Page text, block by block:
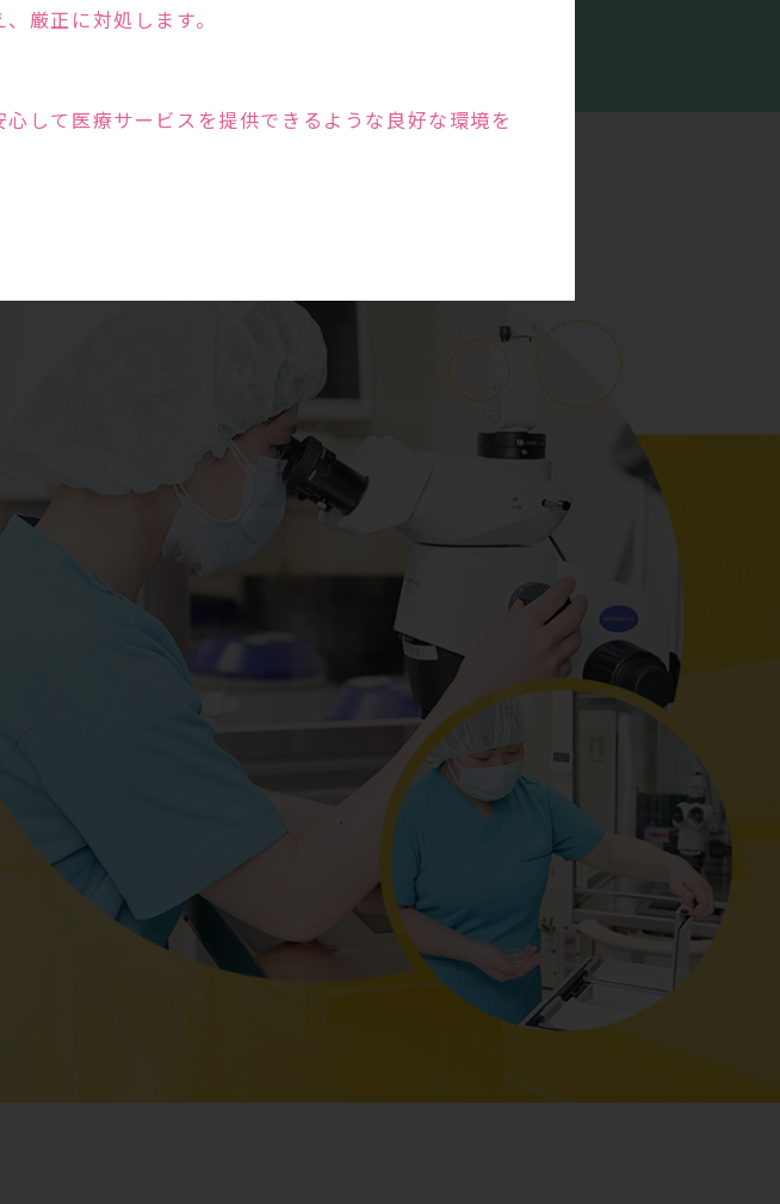
厳正に対処します。
して医療サービスを提供できるような良好な環境を
ック